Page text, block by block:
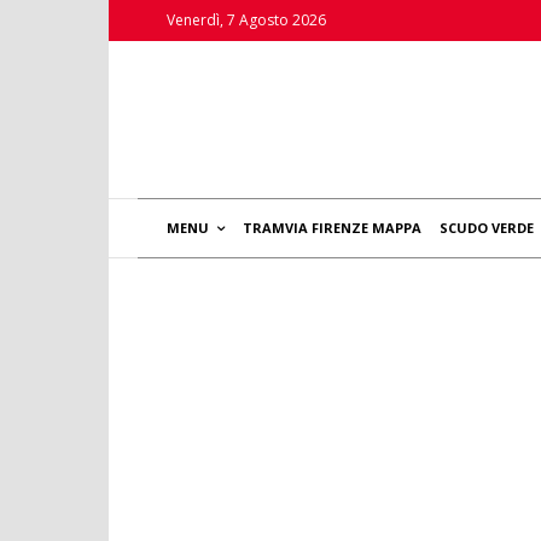
Venerdì, 7 Agosto 2026
MENU TRAMVIA FIRENZE MAPPA SCUDO VERDE